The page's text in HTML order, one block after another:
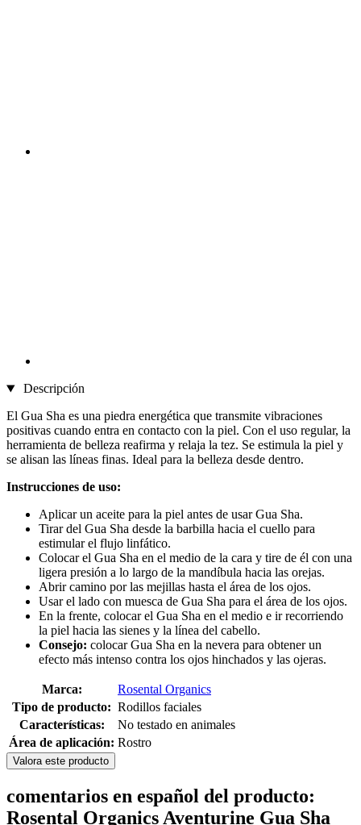
Descripción
El Gua Sha es una piedra energética que transmite vibraciones
positivas cuando entra en contacto con la piel. Con el uso regular, la
herramienta de belleza reafirma y relaja la tez. Se estimula la piel y
se alisan las líneas finas. Ideal para la belleza desde dentro.
Instrucciones de uso:
Aplicar un aceite para la piel antes de usar Gua Sha.
Tirar del Gua Sha desde la barbilla hacia el cuello para
estimular el flujo linfático.
Colocar el Gua Sha en el medio de la cara y tire de él con una
ligera presión a lo largo de la mandíbula hacia las orejas.
Abrir camino por las mejillas hasta el área de los ojos.
Usar el lado con muesca de Gua Sha para el área de los ojos.
En la frente, colocar el Gua Sha en el medio e ir recorriendo
la piel hacia las sienes y la línea del cabello.
Consejo: colocar Gua Sha en la nevera para obtener un
efecto más intenso contra los ojos hinchados y las ojeras.
Marca:
Rosental Organics
Tipo de producto: Rodillos faciales
Características:
No testado en animales
Área de aplicación: Rostro
Valora este producto
comentarios en español del producto:
Rosental Organics Aventurine Gua Sha